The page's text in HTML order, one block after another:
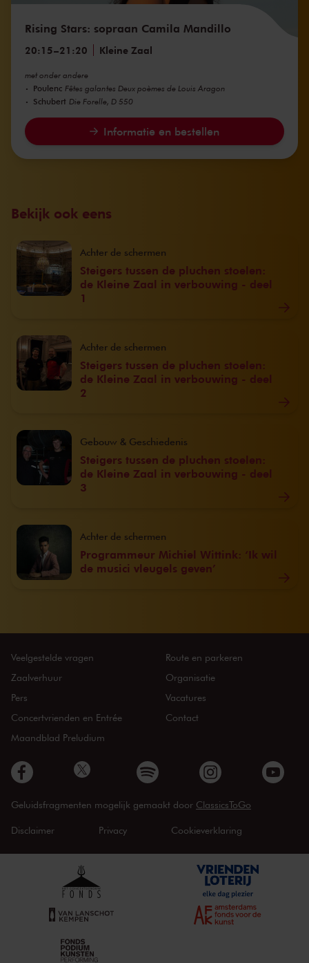
Rising Stars: sopraan Camila Mandillo
20:15–21:20 Kleine Zaal
met onder andere
Poulenc Fêtes galantes Deux poèmes de Louis Aragon
Schubert Die Forelle, D 550
Informatie en bestellen
Bekijk ook eens
Steigers tussen de pluchen stoelen:
de Kleine Zaal in verbouwing - deel
1
Achter de schermen
Steigers tussen de pluchen stoelen:
de Kleine Zaal in verbouwing - deel
2
Achter de schermen
Steigers tussen de pluchen stoelen:
de Kleine Zaal in verbouwing - deel
3
Gebouw & Geschiedenis
Programmeur Michiel Wittink: ‘Ik wil
de musici vleugels geven’
Achter de schermen
Veelgestelde vragen
Zaalverhuur
Pers
Concertvrienden en Entrée
Maandblad Preludium
Route en parkeren
Organisatie
Vacatures
Contact
Geluidsfragmenten mogelijk gemaakt door ClassicsToGo
Disclaimer Privacy Cookieverklaring